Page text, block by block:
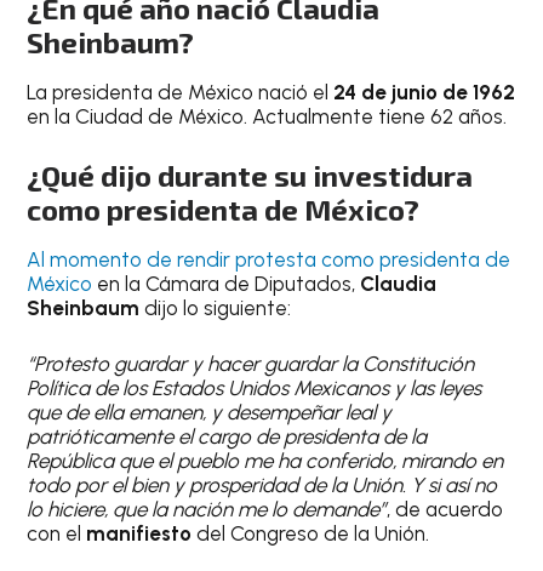
¿En qué año nació Claudia
Sheinbaum?
La presidenta de México nació el 24 de junio de 1962
en la Ciudad de México. Actualmente tiene 62 años.
¿Qué dijo durante su investidura
como presidenta de México?
Al momento de rendir protesta como presidenta de
México en la Cámara de Diputados, Claudia
Sheinbaumdijo lo siguiente:
“Protesto guardar y hacer guardar la Constitución
Política de los Estados Unidos Mexicanos y las leyes
que de ella emanen, y desempeñar leal y
patrióticamente el cargo de presidenta de la
República que el pueblo me ha conferido, mirando en
todo por el bien y prosperidad de la Unión. Y si así no
lo hiciere, que la nación me lo demande”, de acuerdo
con el manifiestodel Congreso de la Unión.